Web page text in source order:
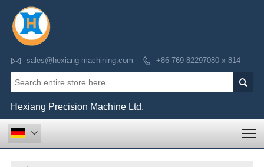
 sales@hexiang-machining.com  +86-769-82297080 x 814

Hexiang Precision Machine Ltd.
